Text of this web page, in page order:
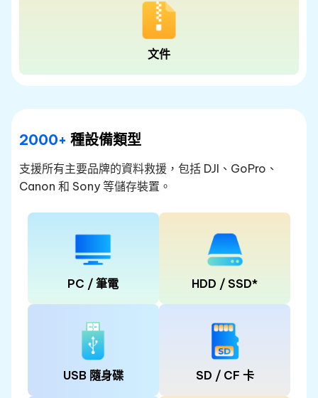
文件
2000+ 種設備類型
支援所有主要品牌的資料救援，包括 DJI、GoPro、
Canon 和 Sony 等儲存裝置。
PC / 筆電 HDD / SSD*
USB 隨身碟 SD / CF 卡